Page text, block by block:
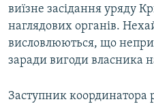
виїзне засідання уряду
наглядових органів.
висловлюються, що
заради вигоди власника
Заступник координатора